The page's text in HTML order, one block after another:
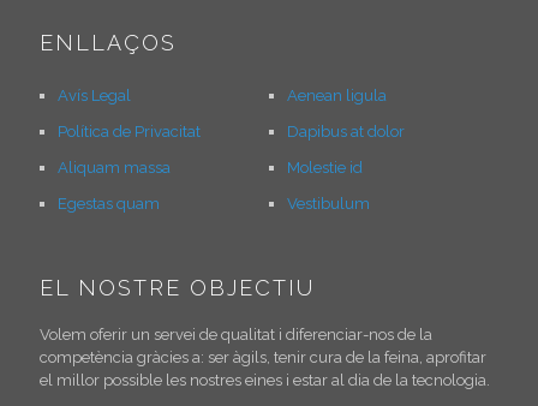
ENLLAÇOS
Avís Legal
Política de Privacitat
Aliquam massa
Egestas quam
Aenean ligula
Dapibus at dolor
Molestie id
Vestibulum
EL NOSTRE OBJECTIU
Volem oferir un servei de qualitat i diferenciar-nos de la
competència gràcies a: ser àgils, tenir cura de la feina, aprofitar
el millor possible les nostres eines i estar al dia de la tecnologia.